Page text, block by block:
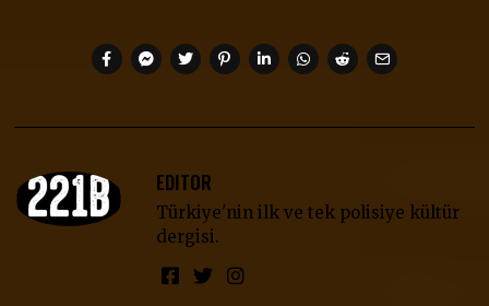
EDITOR
Türkiye'nin ilk ve tek polisiye kültür
dergisi.